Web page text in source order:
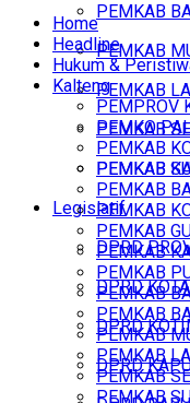
PEMKAB
PEMKAB
PEMKAB
PEMKAB
PEMKAB
Legislatif
DPRD
DPRD
DPRD
DPRD
Home
Headline
Hukum &
Kalteng
PEMPROV
PEMKO
PEMKAB
PEMKAB
PEMKAB
PEMKAB
PEMKAB
PEMKAB
PEMKAB
PEMKAB
PEMKAB
PEMKAB
PEMKAB
PEMKAB
PEMKAB